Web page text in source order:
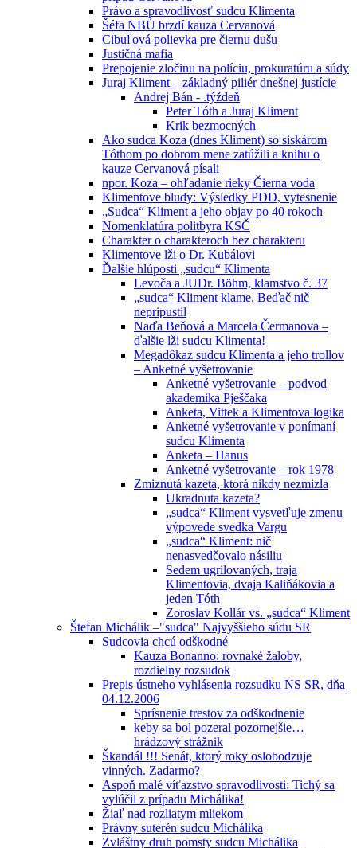
Právo a spravodlivosť sudcu Klimenta
Šéfa NBÚ brzdí kauza Cervanová
Cibuľová polievka pre čiernu dušu
Justičná mafia
Prepojenie zločinu na políciu, prokuratúru a súdy
Juraj Kliment – základný piliér dnešnej justície
Andrej Bán - .týždeň
Peter Tóth a Juraj Kliment
Krik bezmocných
Ako sudca Koza (dnes Kliment) so siskárom
Tóthom po dobrom mene zatúžili a knihu o
kauze Cervanová písali
npor. Koza – ohľadanie rieky Čierna voda
Klimentove bludy: Výsledky PDD, vytesnenie
„Sudca“ Kliment a jeho objav po 40 rokoch
Nomenklatúra politbyra KSČ
Charakter o charakteroch bez charakteru
Klimentove lži o Dr. Kubálovi
Ďalšie hlúposti „sudcu“ Klimenta
Levoča a JUDr. Böhm, klamstvo č. 37
„sudca“ Kliment klame, Beďač nič
nepripustil
Naďa Beňová a Marcela Čermanova –
ďalšie lži sudcu Klimenta!
Megadôkaz sudcu Klimenta a jeho trollov
– Anketné vyšetrovanie
Anketné vyšetrovanie – podvod
akademika Pješčaka
Anketa, Vittek a Klimentova logika
Anketné vyšetrovanie v ponímaní
sudcu Klimenta
Anketa – Hanus
Anketné vyšetrovanie – rok 1978
Zmiznutá kazeta, ktorá nikdy nezmizla
Ukradnuta kazeta?
„sudca“ Kliment vysvetľuje zmenu
výpovede svedka Vargu
„sudca“ Kliment: nič
nenasvedčovalo násiliu
Sedem ugrilovaných, traja
Klimentovia, dvaja Kaliňákovia a
jeden Tóth
Zoroslav Kollár vs. „sudca“ Kliment
Štefan Michálik –"sudca" Najvyššieho súdu SR
Sudcovia chcú odškodné
Kauza Bonanno: rovnaké žaloby,
rozdielny rozsudok
Prepis ústneho vyhlásenia rozsudku NS SR, dňa
04.12.2006
Sprísnenie trestov za odškodnenie
keby sa bol pozeral pozornejšie…
hrádzový strážnik
Škandál !!! Senát, ktorý roky oslobodzuje
vinných. Zadarmo?
Aspoň malé víťazstvo spravodlivosti: Tichý sa
vylúčil z prípadu Michálika!
Žiaľ nad rozliatym mliekom
Právny suterén sudcu Michálika
Zvláštny druh pomsty sudcu Michálika